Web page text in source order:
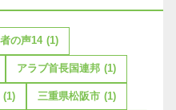
の声14 (1)
アラブ首長国連邦 (1)
(1) 三重県松阪市 (1)